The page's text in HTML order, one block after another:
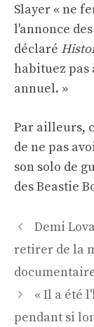
Slayer « ne
l'annonce
déclaré
habituez pas
annuel. »
Par ailleurs,
de ne pas
son solo de
des Beastie
Navigation
des
articles
Demi
retirer de la
« Il a été
pendant si